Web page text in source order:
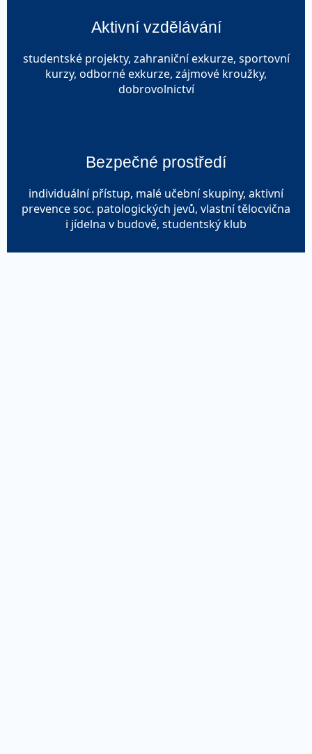
Aktivní vzdělávání
studentské projekty, zahraniční exkurze, sportovní
kurzy, odborné exkurze, zájmové kroužky,
dobrovolnictví
Bezpečné prostředí
individuální přístup, malé učební skupiny, aktivní
prevence soc. patologických jevů, vlastní tělocvična
i jídelna v budově, studentský klub